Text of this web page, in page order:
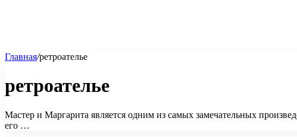
Главная/ретроателье
ретроателье
Мастер и Маргарита является одним из самых замечательных
его …